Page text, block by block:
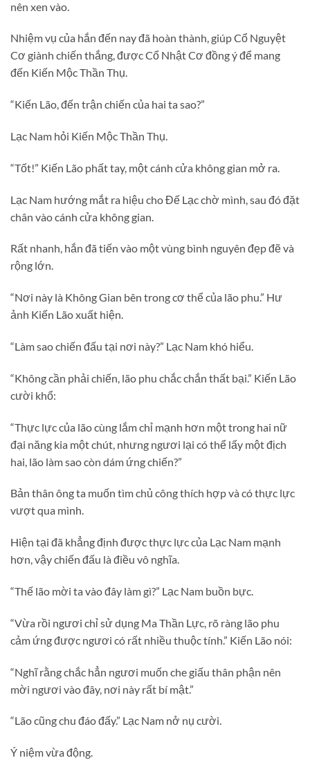
nên xen vào.
Nhiệm vụ của hắn đến nay đã hoàn thành, giúp Cổ Nguyệt
Cơ giành chiến thắng, được Cổ Nhật Cơ đồng ý để mang
đến Kiến Mộc Thần Thụ.
“Kiến Lão, đến trận chiến của hai ta sao?”
Lạc Nam hỏi Kiến Mộc Thần Thụ.
“Tốt!” Kiến Lão phất tay, một cánh cửa không gian mở ra.
Lạc Nam hướng mắt ra hiệu cho Đế Lạc chờ mình, sau đó đặt
chân vào cánh cửa không gian.
Rất nhanh, hắn đã tiến vào một vùng bình nguyên đẹp đẽ và
rộng lớn.
“Nơi này là Không Gian bên trong cơ thể của lão phu.” Hư
ảnh Kiến Lão xuất hiện.
“Làm sao chiến đấu tại nơi này?” Lạc Nam khó hiểu.
“Không cần phải chiến, lão phu chắc chắn thất bại.” Kiến Lão
cười khổ:
“Thực lực của lão cùng lắm chỉ mạnh hơn một trong hai nữ
đại năng kia một chút, nhưng ngươi lại có thể lấy một địch
hai, lão làm sao còn dám ứng chiến?”
Bản thân ông ta muốn tìm chủ công thích hợp và có thực lực
vượt qua mình.
Hiện tại đã khẳng định được thực lực của Lạc Nam mạnh
hơn, vậy chiến đấu là điều vô nghĩa.
“Thế lão mời ta vào đây làm gì?” Lạc Nam buồn bực.
“Vừa rồi ngươi chỉ sử dụng Ma Thần Lực, rõ ràng lão phu
cảm ứng được ngươi có rất nhiều thuộc tính.” Kiến Lão nói:
“Nghĩ rằng chắc hẳn ngươi muốn che giấu thân phận nên
mời ngươi vào đây, nơi này rất bí mật.”
“Lão cũng chu đáo đấy.” Lạc Nam nở nụ cười.
Ý niệm vừa động.